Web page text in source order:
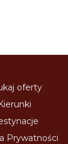
oferty
Prywatności